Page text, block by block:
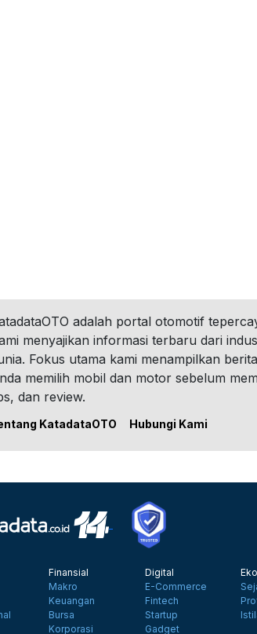
adalah portal otomotif
menyajikan informasi terbaru dari
Fokus utama kami menampilkan
memilih mobil dan motor sebelum
dan review.
KatadataOTO Hubungi Kami
Finansial
Makro
Keuangan
Bursa
Korporasi
Digital
E-Commerce
Fintech
Startup
Gadget